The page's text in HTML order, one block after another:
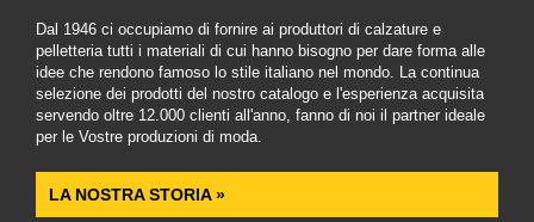
Dal 1946 ci occupiamo di fornire ai produttori di calzature e
pelletteria tutti i materiali di cui hanno bisogno per dare forma alle
idee che rendono famoso lo stile italiano nel mondo. La continua
selezione dei prodotti del nostro catalogo e l'esperienza acquisita
servendo oltre 12.000 clienti all'anno, fanno di noi il partner ideale
per le Vostre produzioni di moda.
LA NOSTRA STORIA »